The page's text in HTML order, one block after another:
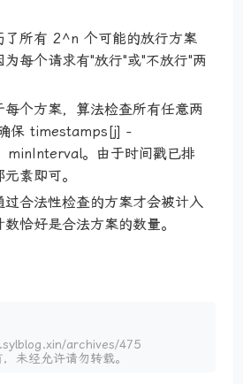
了所有 2^n 个可能的放行方案
为每个请求有"放行"或"不放行"两
每个方案，算法检查所有任意两
保 timestamps[j] -
。由于时间戳已排
素即可。
过合法性检查的方案才会被计入
恰好是合法方案的数量。
archives/475
未经允许请勿转载。